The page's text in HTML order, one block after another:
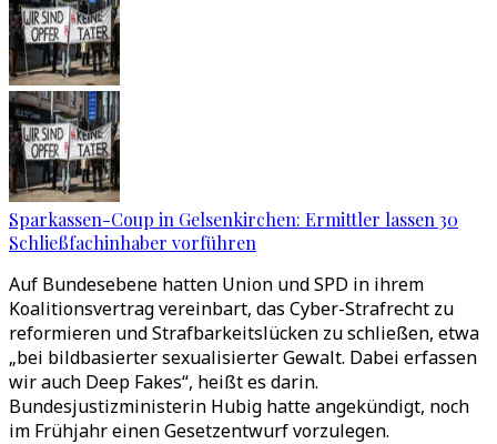
Sparkassen-Coup in Gelsenkirchen: Ermittler lassen 30
Schließfachinhaber vorführen
Auf Bundesebene hatten Union und SPD in ihrem
Koalitionsvertrag vereinbart, das Cyber-Strafrecht zu
reformieren und Strafbarkeitslücken zu schließen, etwa
„bei bildbasierter sexualisierter Gewalt. Dabei erfassen
wir auch Deep Fakes“, heißt es darin.
Bundesjustizministerin Hubig hatte angekündigt, noch
im Frühjahr einen Gesetzentwurf vorzulegen.